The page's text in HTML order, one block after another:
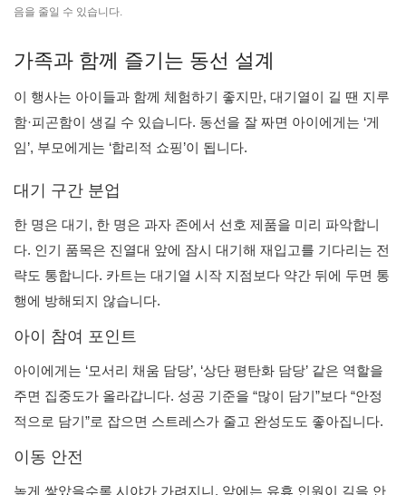
음을 줄일 수 있습니다.
가족과 함께 즐기는 동선 설계
이 행사는 아이들과 함께 체험하기 좋지만, 대기열이 길 땐 지루
함·피곤함이 생길 수 있습니다. 동선을 잘 짜면 아이에게는 ‘게
임’, 부모에게는 ‘합리적 쇼핑’이 됩니다.
대기 구간 분업
한 명은 대기, 한 명은 과자 존에서 선호 제품을 미리 파악합니
다. 인기 품목은 진열대 앞에 잠시 대기해 재입고를 기다리는 전
략도 통합니다. 카트는 대기열 시작 지점보다 약간 뒤에 두면 통
행에 방해되지 않습니다.
아이 참여 포인트
아이에게는 ‘모서리 채움 담당’, ‘상단 평탄화 담당’ 같은 역할을
주면 집중도가 올라갑니다. 성공 기준을 “많이 담기”보다 “안정
적으로 담기”로 잡으면 스트레스가 줄고 완성도도 좋아집니다.
이동 안전
높게 쌓았을수록 시야가 가려지니, 앞에는 유휴 인원이 길을 안